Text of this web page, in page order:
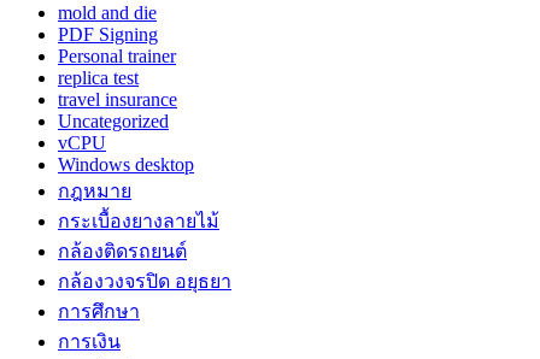
mold and die
PDF Signing
Personal trainer
replica test
travel insurance
Uncategorized
vCPU
Windows desktop
กฎหมาย
กระเบื้องยางลายไม้
กล้องติดรถยนต์
กล้องวงจรปิด อยุธยา
การศึกษา
การเงิน